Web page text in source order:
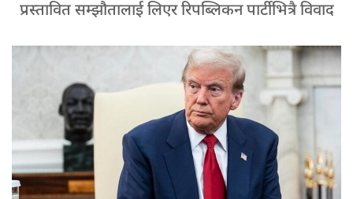
प्रस्तावित सम्झौतालाई लिएर रिपब्लिकन पार्टीभित्रै विवाद